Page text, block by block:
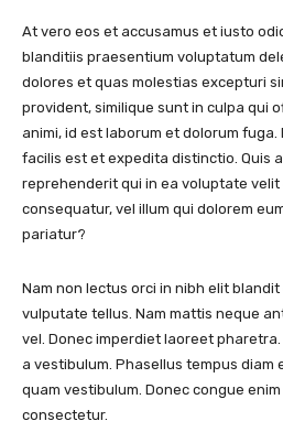
At vero eos et accusamus et iusto
blanditiis praesentium voluptatum
dolores et quas molestias excepturi
provident, similique sunt in culpa qui
animi, id est laborum et dolorum fuga.
facilis est et expedita distinctio. Quis
reprehenderit qui in ea voluptate velit
consequatur, vel illum qui dolorem
pariatur?
Nam non lectus orci in nibh elit
vulputate tellus. Nam mattis neque
vel. Donec imperdiet laoreet
a vestibulum. Phasellus tempus
quam vestibulum. Donec congue
consectetur.